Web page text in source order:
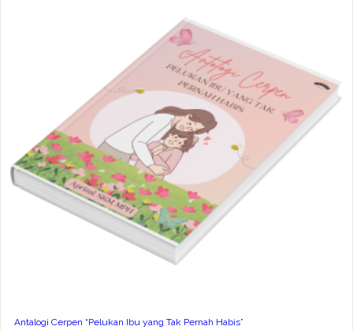
Antalogi Cerpen “Pelukan Ibu yang Tak Pernah Habis”